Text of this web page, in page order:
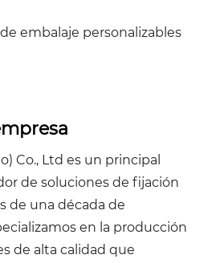
embalaje personalizables
Co., Ltd es un principal
de soluciones de fijación
de una década de
en la producción
de alta calidad que